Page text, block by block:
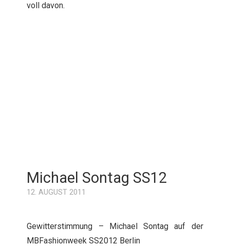
voll davon.
Michael Sontag SS12
12. AUGUST 2011
Gewitterstimmung – Michael Sontag auf der
MBFashionweek SS2012 Berlin